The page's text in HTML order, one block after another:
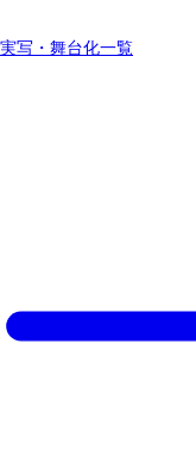
実写・舞台化一覧